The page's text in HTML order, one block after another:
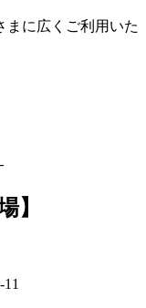
まに広くご利用いた
】